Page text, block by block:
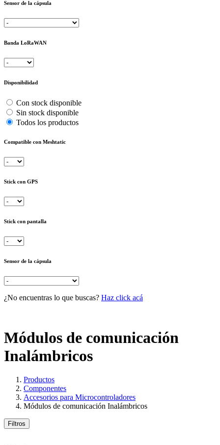
Sensor de la cápsula
Banda LoRaWAN
Disponibilidad
Con stock disponible
Sin stock disponible
Todos los productos
Compatible con Meshtatic
Stick con GPS
Stick con pantalla
Sensor de la cápsula
¿No encuentras lo que buscas? Haz click acá
Módulos de comunicación
Inalámbricos
Productos
Componentes
Accesorios para Microcontroladores
Módulos de comunicación Inalámbricos
Filtros